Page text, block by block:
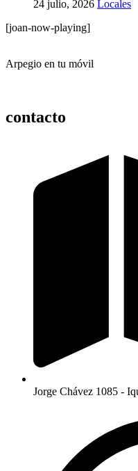
24 julio, 2026 Locales
[joan-now-playing]
Arpegio en tu móvil
contacto
Jorge Chávez 1085 -